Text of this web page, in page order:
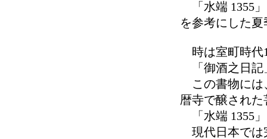
「水端 1355
を参考にした
時は室町時代
「御酒之日記
この書物には
暦寺で醸され
「水端 1355
現代日本では